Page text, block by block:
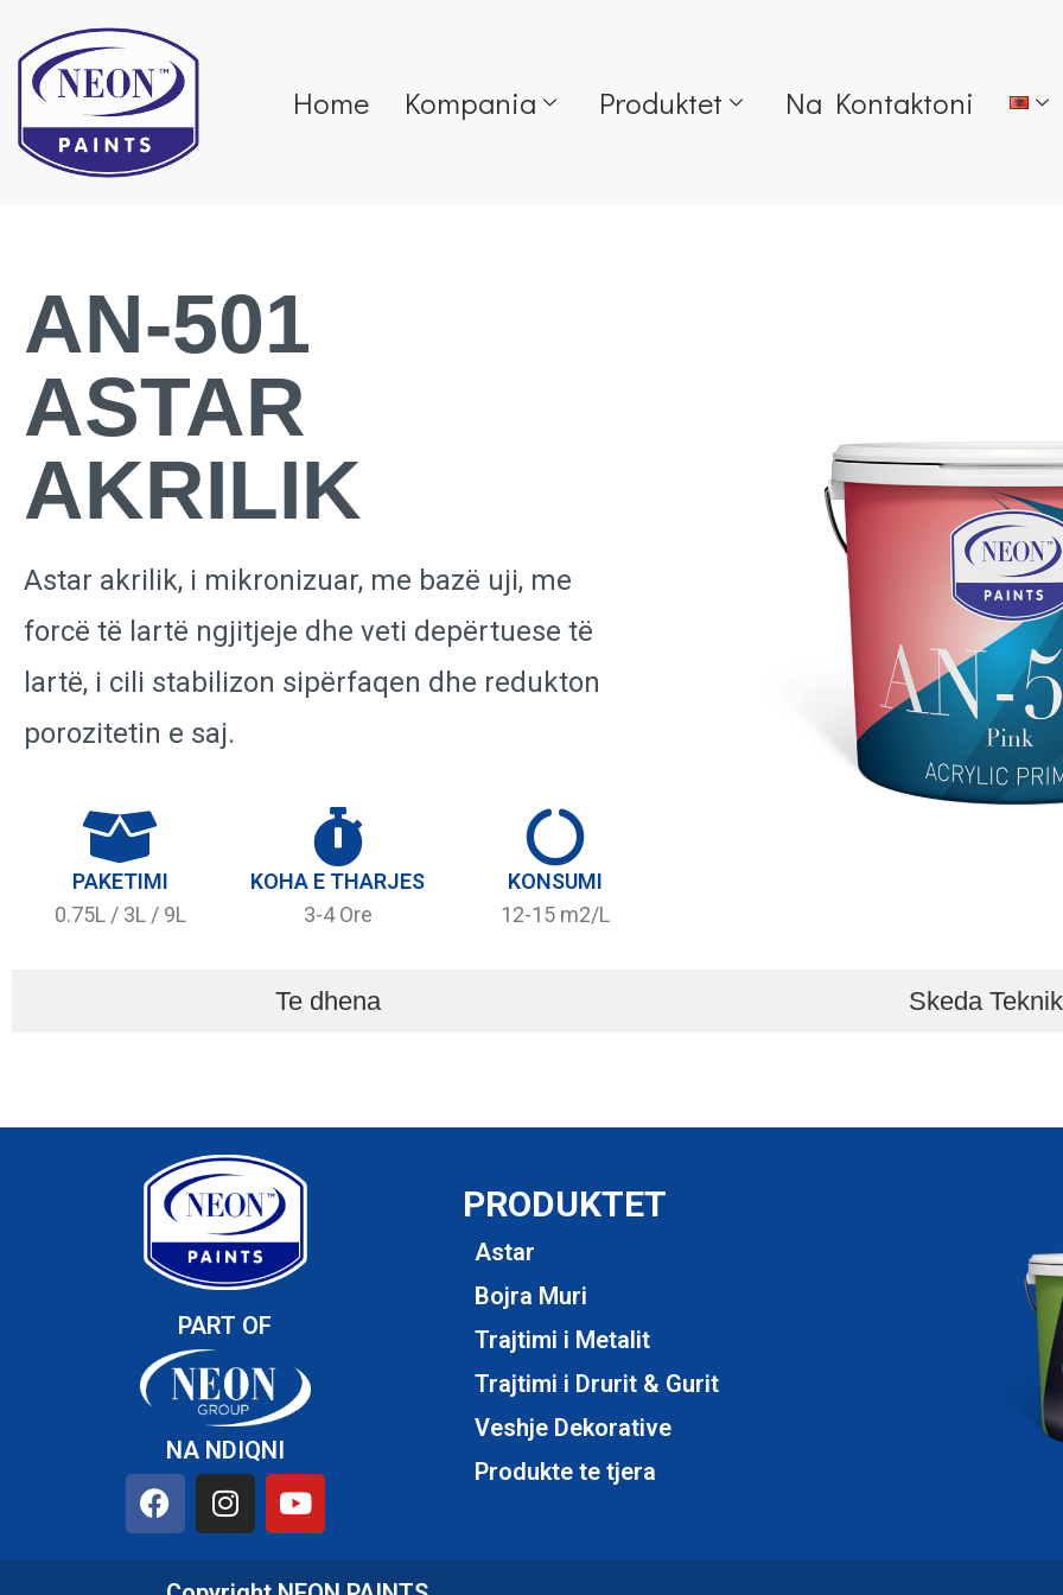
Home Kompania Produktet Na Kontaktoni
AN-501
ASTAR
AKRILIK
Astar akrilik, i mikronizuar, me bazë uji, me
forcë të lartë ngjitjeje dhe veti depërtuese të
lartë, i cili stabilizon sipërfaqen dhe redukton
porozitetin e saj.
PAKETIMI
0.75L / 3L / 9L
KOHA E THARJES
3-4 Ore
KONSUMI
12-15 m2/L
Te dhena Skeda
PART OF
NA NDIQNI
PRODUKTET
Astar
Bojra Muri
Trajtimi i Metalit
Trajtimi i Drurit & Gurit
Veshje Dekorative
Produkte te tjera